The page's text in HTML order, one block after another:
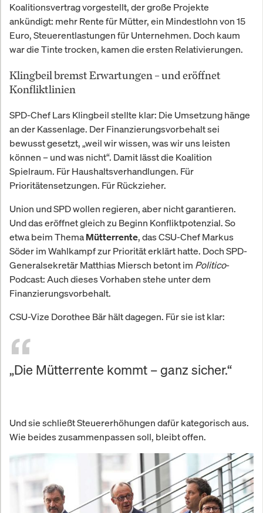
Koalitionsvertrag vorgestellt, der große Projekte
ankündigt: mehr Rente für Mütter, ein Mindestlohn von 15
Euro, Steuerentlastungen für Unternehmen. Doch kaum
war die Tinte trocken, kamen die ersten Relativierungen.
Klingbeil bremst Erwartungen – und eröffnet
Konfliktlinien
SPD-Chef Lars Klingbeil stellte klar: Die Umsetzung hänge
an der Kassenlage. Der Finanzierungsvorbehalt sei
bewusst gesetzt, „weil wir wissen, was wir uns leisten
können – und was nicht“. Damit lässt die Koalition
Spielraum. Für Haushaltsverhandlungen. Für
Prioritätensetzungen. Für Rückzieher.
Union und SPD wollen regieren, aber nicht garantieren.
Und das eröffnet gleich zu Beginn Konfliktpotenzial. So
etwa beim Thema Mütterrente, das CSU-Chef Markus
Söder im Wahlkampf zur Priorität erklärt hatte. Doch SPD-
Generalsekretär Matthias Miersch betont im Politico-
Podcast: Auch dieses Vorhaben stehe unter dem
Finanzierungsvorbehalt.
CSU-Vize Dorothee Bär hält dagegen. Für sie ist klar:
„Die Mütterrente kommt – ganz sicher.“
Und sie schließt Steuererhöhungen dafür kategorisch aus.
Wie beides zusammenpassen soll, bleibt offen.